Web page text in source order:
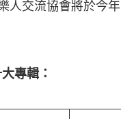
人交流協會將於今
專輯：